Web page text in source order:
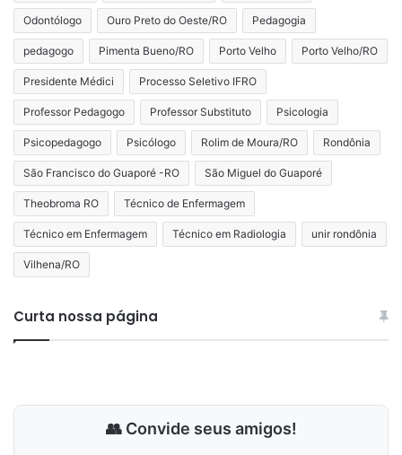
Odontólogo Ouro Preto do Oeste/RO Pedagogia
pedagogo Pimenta Bueno/RO Porto Velho Porto Velho/RO
Presidente Médici Processo Seletivo IFRO
Professor Pedagogo Professor Substituto Psicologia
Psicopedagogo Psicólogo Rolim de Moura/RO Rondônia
São Francisco do Guaporé -RO São Miguel do Guaporé
Theobroma RO Técnico de Enfermagem
Técnico em Enfermagem Técnico em Radiologia unir rondônia
Vilhena/RO
Curta nossa página
👥 Convide seus amigos!